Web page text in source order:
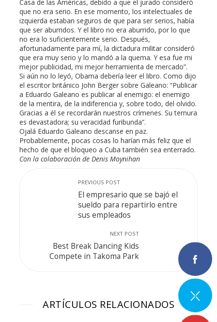
Casa de las Américas, debido a que el jurado consideró
que no era serio. En ese momento, los intelectuales de
izquierda estaban seguros de que para ser serios, había
que ser aburridos. Y el libro no era aburrido, por lo que
no era lo suficientemente serio. Después,
afortunadamente para mí, la dictadura militar consideró
que era muy serio y lo mandó a la quema. Y esa fue mi
mejor publicidad, mi mejor herramienta de mercado”.
Si aún no lo leyó, Obama debería leer el libro. Como dijo
el escritor británico John Berger sobre Galeano: “Publicar
a Eduardo Galeano es publicar al enemigo: el enemigo
de la mentira, de la indiferencia y, sobre todo, del olvido.
Gracias a él se recordarán nuestros crímenes. Su ternura
es devastadora; su veracidad furibunda”.
Ojalá Eduardo Galeano descanse en paz.
Probablemente, pocas cosas lo harían más feliz que el
hecho de que el bloqueo a Cuba también sea enterrado.
Con la colaboración de Denis Moynihan
PREVIOUS POST
El empresario que se bajó el
sueldo para repartirlo entre
sus empleados
NEXT POST
Best Break Dancing Kids
Compete in Takoma Park
ARTÍCULOS RELACIONADOS